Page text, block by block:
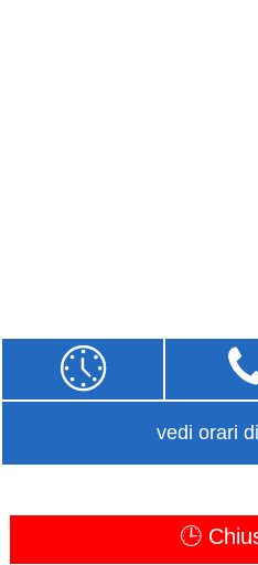
vedi orari
🕒